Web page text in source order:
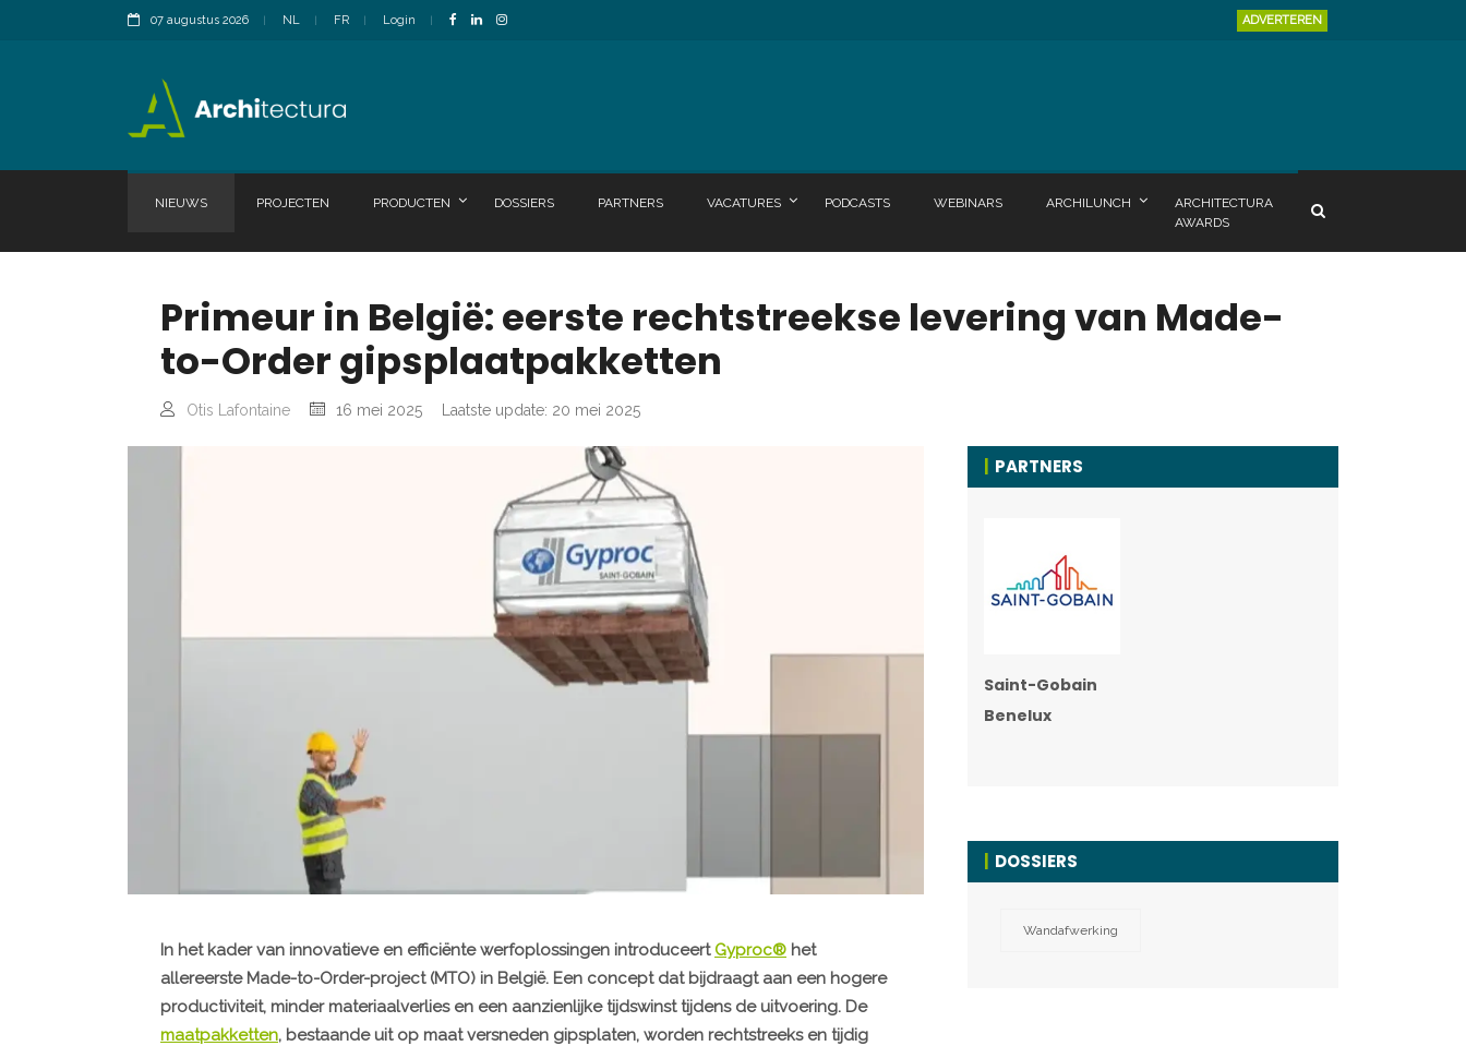
07 augustus 2026 NL FR Login ADVERTEREN
NIEUWS PROJECTEN PRODUCTEN DOSSIERS PARTNERS VACATURES PODCASTS WEBINARS ARCHILUNCH
ARCHITECTURA
AWARDS
Primeur in België: eerste rechtstreekse levering van Made-
to-Order gipsplaatpakketten
Otis Lafontaine 16 mei 2025 Laatste update: 20 mei 2025
In het kader van innovatieve en efficiënte werfoplossingen introduceert Gyproc® het
allereerste Made-to-Order-project (MTO) in België. Een concept dat bijdraagt aan een hogere
productiviteit, minder materiaalverlies en een aanzienlijke tijdswinst tijdens de uitvoering. De
maatpakketten, bestaande uit op maat versneden gipsplaten, worden rechtstreeks en tijdig
PARTNERS
Saint-Gobain
Benelux
DOSSIERS
Wandafwerking